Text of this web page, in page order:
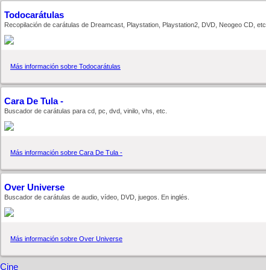
Todocarátulas
Recopilación de carátulas de Dreamcast, Playstation, Playstation2, DVD, Neogeo CD, etc.
Más información sobre Todocarátulas
Cara De Tula -
Buscador de carátulas para cd, pc, dvd, vinilo, vhs, etc.
Más información sobre Cara De Tula -
Over Universe
Buscador de carátulas de audio, ví­deo, DVD, juegos. En inglés.
Más información sobre Over Universe
Cine